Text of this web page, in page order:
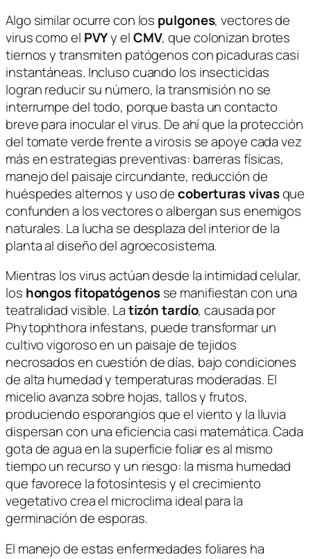
Algo similar ocurre con los pulgones, vectores de
virus como el PVYy elCMV, que colonizan brotes
tiernos y transmiten patógenos con picaduras casi
instantáneas. Incluso cuando los insecticidas
logran reducir su número, la transmisión no se
interrumpe del todo, porque basta un contacto
breve para inocular el virus. De ahí que la protección
del tomate verde frente a virosis se apoye cada vez
más en estrategias preventivas: barreras físicas,
manejo del paisaje circundante, reducción de
huéspedes alternos y uso decoberturas vivasque
confunden a los vectores o albergan sus enemigos
naturales. La lucha se desplaza del interior de la
planta al diseño del agroecosistema.
Mientras los virus actúan desde la intimidad celular,
los hongos fitopatógenosse manifiestan con una
teatralidad visible. Latizón tardío, causada por
Phytophthora infestans, puede transformar un
cultivo vigoroso en un paisaje de tejidos
necrosados en cuestión de días, bajo condiciones
de alta humedad y temperaturas moderadas. El
micelio avanza sobre hojas, tallos y frutos,
produciendo esporangios que el viento y la lluvia
dispersan con una eficiencia casi matemática. Cada
gota de agua en la superficie foliar es al mismo
tiempo un recurso y un riesgo: la misma humedad
que favorece la fotosíntesis y el crecimiento
vegetativo crea el microclima ideal para la
germinación de esporas.
El manejo de estas enfermedades foliares ha